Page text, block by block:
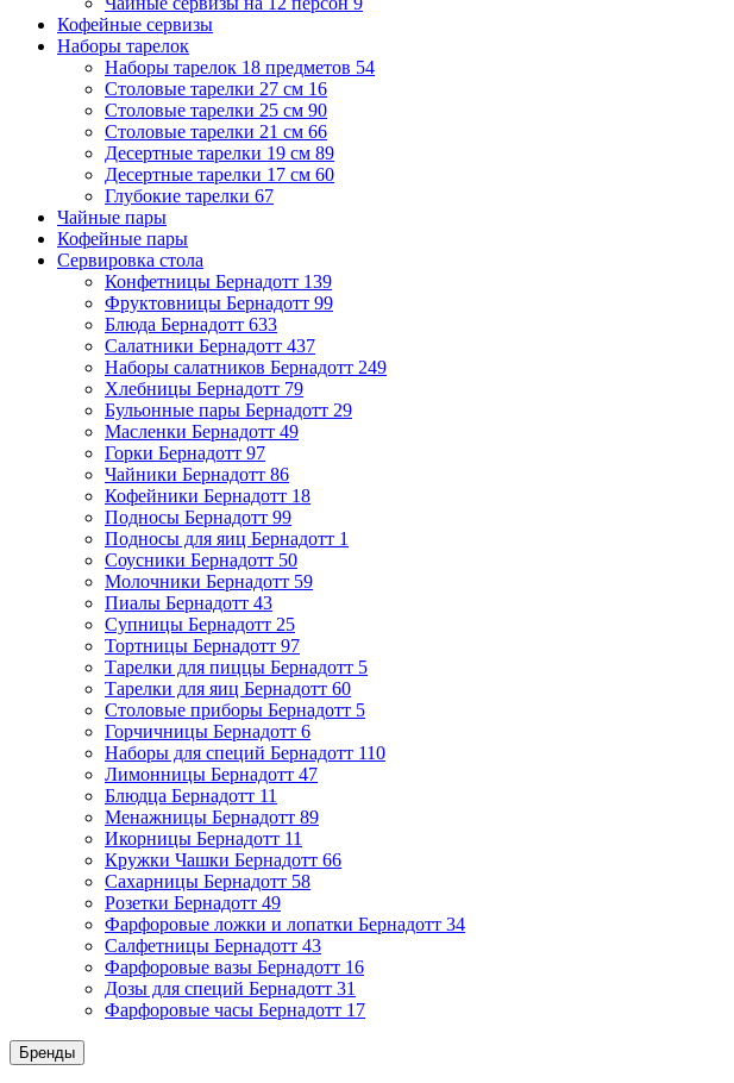
Кофейные сервизы
Наборы тарелок
Наборы тарелок 18 предметов 54
Столовые тарелки 27 см 16
Столовые тарелки 25 см 90
Столовые тарелки 21 см 66
Десертные тарелки 19 см 89
Десертные тарелки 17 см 60
Глубокие тарелки 67
Чайные пары
Кофейные пары
Сервировка стола
Конфетницы Бернадотт 139
Фруктовницы Бернадотт 99
Блюда Бернадотт 633
Салатники Бернадотт 437
Наборы салатников Бернадотт 249
Хлебницы Бернадотт 79
Бульонные пары Бернадотт 29
Масленки Бернадотт 49
Горки Бернадотт 97
Чайники Бернадотт 86
Кофейники Бернадотт 18
Подносы Бернадотт 99
Подносы для яиц Бернадотт 1
Соусники Бернадотт 50
Молочники Бернадотт 59
Пиалы Бернадотт 43
Супницы Бернадотт 25
Тортницы Бернадотт 97
Тарелки для пиццы Бернадотт 5
Тарелки для яиц Бернадотт 60
Столовые приборы Бернадотт 5
Горчичницы Бернадотт 6
Наборы для специй Бернадотт 110
Лимонницы Бернадотт 47
Блюдца Бернадотт 11
Менажницы Бернадотт 89
Икорницы Бернадотт 11
Кружки Чашки Бернадотт 66
Сахарницы Бернадотт 58
Розетки Бернадотт 49
Фарфоровые ложки и лопатки Бернадотт 34
Салфетницы Бернадотт 43
Фарфоровые вазы Бернадотт 16
Дозы для специй Бернадотт 31
Фарфоровые часы Бернадотт 17
Бренды